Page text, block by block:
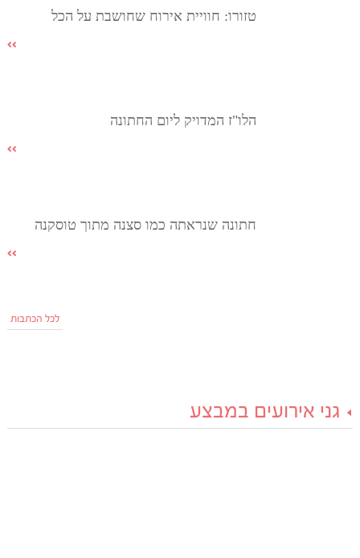
טזורו: חוויית אירוח שחושבת על הכל
הלו"ז המדויק ליום החתונה
חתונה שנראתה כמו סצנה מתוך טוסקנה
לכל הכתבות
גני אירועים במבצע